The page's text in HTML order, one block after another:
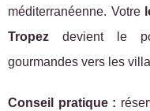
méditerranéenne. Votre
Tropez devient le
gourmandes vers les
Conseil pratique :